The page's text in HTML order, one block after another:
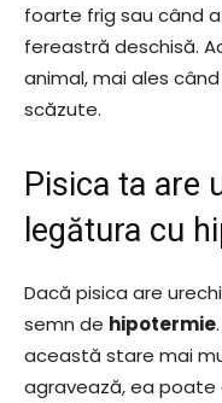
foarte frig sau când
fereastră deschisă.
animal, mai ales
scăzute.
Pisica ta are
legătura cu
Dacă pisica are
semn de hipotermie
această stare mai
agravează, ea